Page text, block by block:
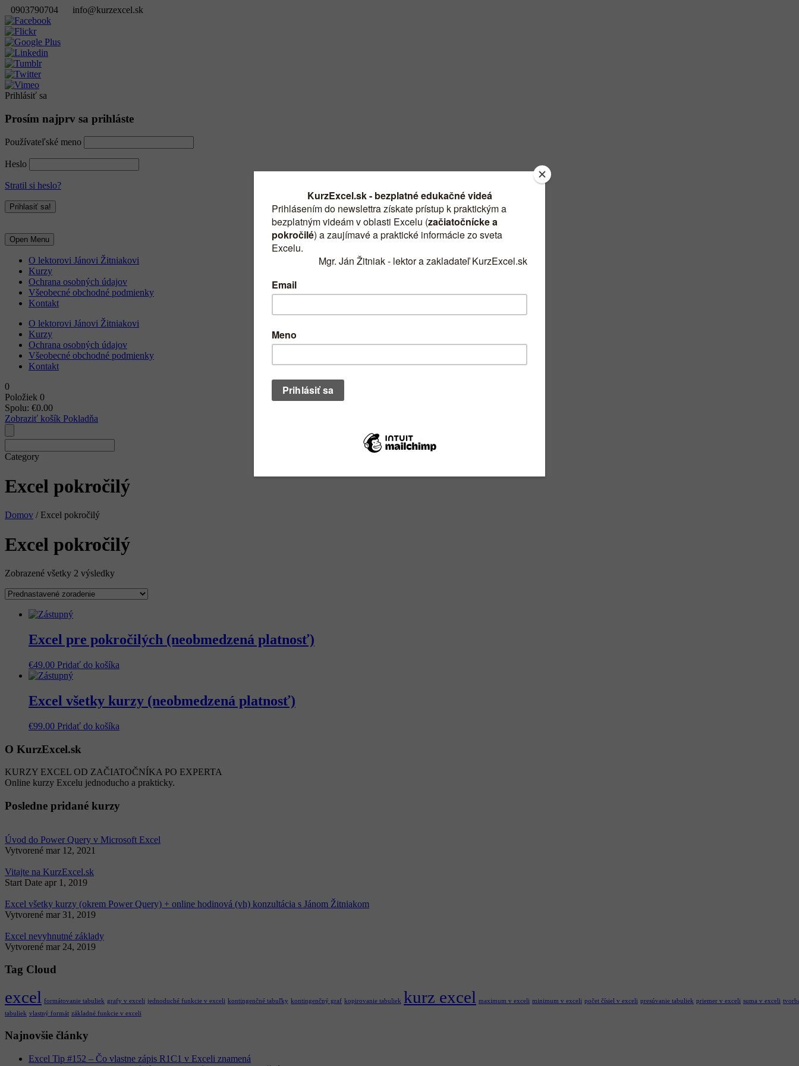
0903790704 info@kurzexcel.sk
Prihlásiť sa
Prosím najprv sa prihláste
Používateľské meno
Heslo
Stratil si heslo?
Open Menu
O lektorovi Jánovi Žitniakovi
Kurzy
Ochrana osobných údajov
Všeobecné obchodné podmienky
Kontakt
O lektorovi Jánovi Žitniakovi
Kurzy
Ochrana osobných údajov
Všeobecné obchodné podmienky
Kontakt
0
Položiek 0
Spolu: €0.00
Zobraziť košík Pokladňa
Category
Excel pokročilý
Domov / Excel pokročilý
Excel pokročilý
Zobrazené všetky 2 výsledky
Excel pre pokročilých (neobmedzená platnosť)
€49.00 Pridať do košíka
Excel všetky kurzy (neobmedzená platnosť)
€99.00 Pridať do košíka
O KurzExcel.sk
KURZY EXCEL OD ZAČIATOČNÍKA PO EXPERTA
Online kurzy Excelu jednoducho a prakticky.
Posledne pridané kurzy
Úvod do Power Query v Microsoft Excel
Vytvorené mar 12, 2021
Vitajte na KurzExcel.sk
Start Date apr 1, 2019
Excel všetky kurzy (okrem Power Query) + online hodinová (vh) konzultácia s Jánom Žitniakom
Vytvorené mar 31, 2019
Excel nevyhnutné základy
Vytvorené mar 24, 2019
Tag Cloud
excel formátovanie tabuliek grafy v exceli jednoduché funkcie v exceli kontingenčné tabuľky kontingenčný graf kopirovanie tabuliek kurz excel maximum v exceli minimum v exceli počet čísiel v exceli presúvanie tabuliek priemer v exceli suma v exceli
tabuliek vlastný formát základné funkcie v exceli
Najnovšie články
Excel Tip #152 – Čo vlastne zápis R1C1 v Exceli znamená